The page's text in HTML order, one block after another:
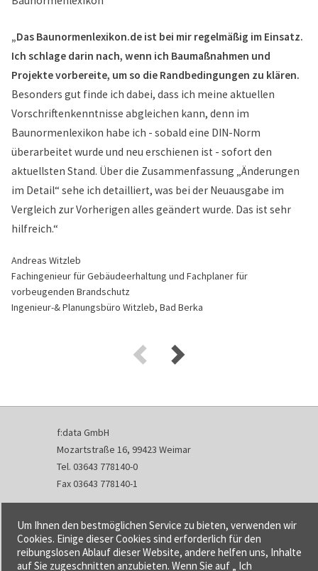
„Das Baunormenlexikon.de ist bei mir regelmäßig im Einsatz.
Ich schlage darin nach, wenn ich Baumaßnahmen und
Projekte vorbereite, um so die Randbedingungen zu klären.
Besonders gut finde ich dabei, dass ich meine aktuellen
Vorschriftenkenntnisse abgleichen kann, denn im
Baunormenlexikon habe ich - sobald eine DIN-Norm
überarbeitet wurde und neu erschienen ist - sofort den
aktuellsten Stand. Über die Zusammenfassung „Änderungen
im Detail“ sehe ich detailliert, was bei der Neuausgabe im
Vergleich zur Vorherigen alles geändert wurde. Das ist sehr
hilfreich.“
Andreas Witzleb
Fachingenieur für Gebäudeerhaltung und Fachplaner für
vorbeugenden Brandschutz
Ingenieur-& Planungsbüro Witzleb, Bad Berka
f:data GmbH
Mozartstraße 16, 99423 Weimar
Tel. 03643 778140-0
Fax 03643 778140-1
info@fdata.de
Kontakt
Impressum
Um Ihnen den bestmöglichen Service zu bieten, verwenden wir
Cookies. Einige dieser Cookies sind erforderlich für den
reibungslosen Ablauf dieser Website, andere helfen uns, Inhalte
auf Sie zugeschnitten anzubieten. Wenn Sie auf „ Ich